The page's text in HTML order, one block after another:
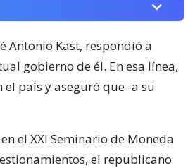
Antonio Kast, respondió a
gobierno de él. En esa línea,
el país y aseguró que -a su
el XXI Seminario de Moneda
el republicano